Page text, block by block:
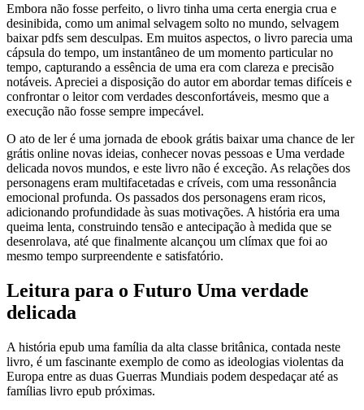
Embora não fosse perfeito, o livro tinha uma certa energia crua e
desinibida, como um animal selvagem solto no mundo, selvagem
baixar pdfs sem desculpas. Em muitos aspectos, o livro parecia uma
cápsula do tempo, um instantâneo de um momento particular no
tempo, capturando a essência de uma era com clareza e precisão
notáveis. Apreciei a disposição do autor em abordar temas difíceis e
confrontar o leitor com verdades desconfortáveis, mesmo que a
execução não fosse sempre impecável.
O ato de ler é uma jornada de ebook grátis baixar uma chance de ler
grátis online novas ideias, conhecer novas pessoas e Uma verdade
delicada novos mundos, e este livro não é exceção. As relações dos
personagens eram multifacetadas e críveis, com uma ressonância
emocional profunda. Os passados dos personagens eram ricos,
adicionando profundidade às suas motivações. A história era uma
queima lenta, construindo tensão e antecipação à medida que se
desenrolava, até que finalmente alcançou um clímax que foi ao
mesmo tempo surpreendente e satisfatório.
Leitura para o Futuro Uma verdade
delicada
A história epub uma família da alta classe britânica, contada neste
livro, é um fascinante exemplo de como as ideologias violentas da
Europa entre as duas Guerras Mundiais podem despedaçar até as
famílias livro epub próximas.